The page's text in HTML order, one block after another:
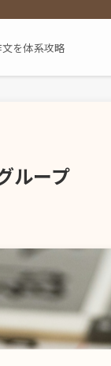
を体系攻略
ループ